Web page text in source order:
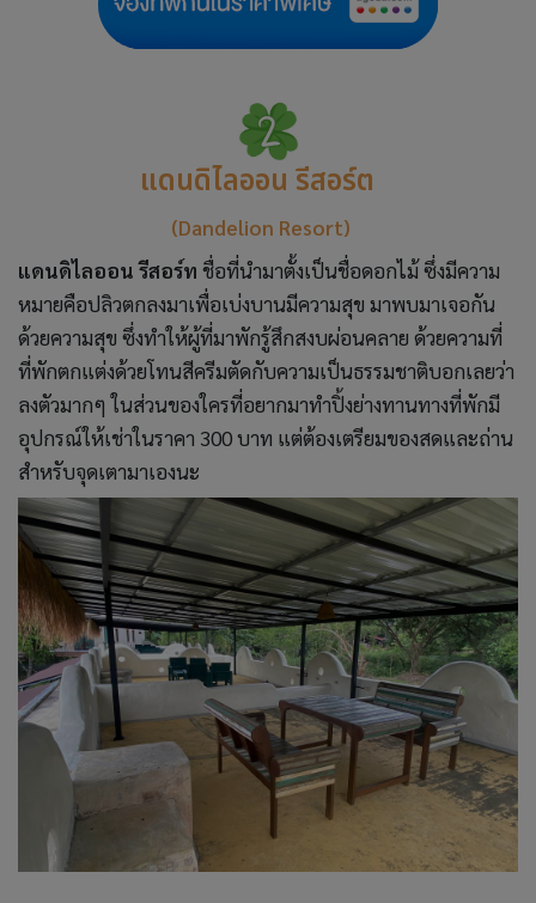
แดนดิไลออน รีสอร์ต
(Dandelion Resort)
แดนดิไลออน รีสอร์ท ชื่อที่นำมาตั้งเป็นชื่อดอกไม้ ซึ่งมีความ
หมายคือปลิวตกลงมาเพื่อเบ่งบานมีความสุข มาพบมาเจอกัน
ด้วยความสุข ซึ่งทำให้ผู้ที่มาพักรู้สึกสงบผ่อนคลาย ด้วยความที่
ที่พักตกแต่งด้วยโทนสีครีมตัดกับความเป็นธรรมชาติบอกเลยว่า
ลงตัวมากๆ ในส่วนของใครที่อยากมาทำปิ้งย่างทานทางที่พักมี
อุปกรณ์ให้เช่าในราคา 300 บาท แต่ต้องเตรียมของสดและถ่าน
สำหรับจุดเตามาเองนะ